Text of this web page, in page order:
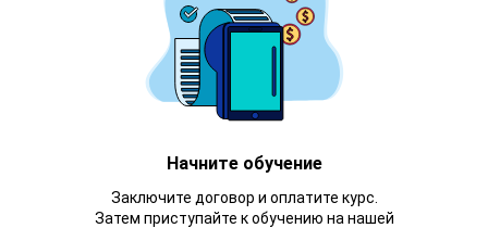
Начните обучение
Заключите договор и оплатите курс.
Затем приступайте к обучению на нашей